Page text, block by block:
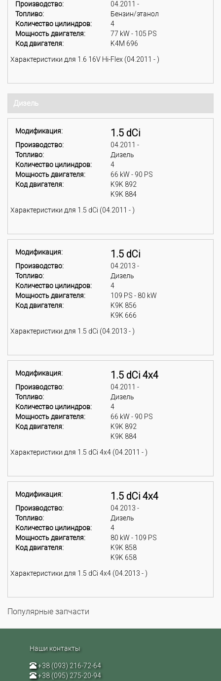
Производство:
04.2011 -
Топливо:
Бензин/этанол
Количество цилиндров:
4
Мощность двигателя:
77 kW - 105 PS
Код двигателя:
K4M 696
Характеристики для 1.6 16V Hi-Flex (04.2011 - )
Дизель
Модификация: 1.5 dCi
Производство:
04.2011 -
Топливо:
Дизель
Количество цилиндров:
4
Мощность двигателя:
66 kW - 90 PS
Код двигателя:
K9K 892
K9K 884
Характеристики для 1.5 dCi (04.2011 - )
Модификация: 1.5 dCi
Производство:
04.2013 -
Топливо:
Дизель
Количество цилиндров:
4
Мощность двигателя:
109 PS - 80 kW
Код двигателя:
K9K 856
K9K 666
Характеристики для 1.5 dCi (04.2013 - )
Модификация: 1.5 dCi 4x4
Производство:
04.2011 -
Топливо:
Дизель
Количество цилиндров:
4
Мощность двигателя:
66 kW - 90 PS
Код двигателя:
K9K 892
K9K 884
Характеристики для 1.5 dCi 4x4 (04.2011 - )
Модификация: 1.5 dCi 4x4
Производство:
04.2013 -
Топливо:
Дизель
Количество цилиндров:
4
Мощность двигателя:
80 kW - 109 PS
Код двигателя:
K9K 858
K9K 658
Характеристики для 1.5 dCi 4x4 (04.2013 - )
Популярные запчасти
Наши контакты
+38 (093) 216-72-64
+38 (095) 275-20-94